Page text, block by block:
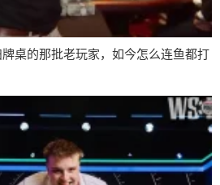
牌桌的那批老玩家，如今怎么连鱼都打